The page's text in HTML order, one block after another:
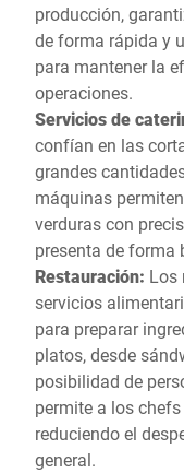
producción,
de forma rápida y
para mantener la
operaciones.
Servicios de
confían en las
grandes
máquinas
verduras con
presenta de forma
Restauración: Los
servicios
para preparar
platos, desde
posibilidad de
permite a los
reduciendo el
general.